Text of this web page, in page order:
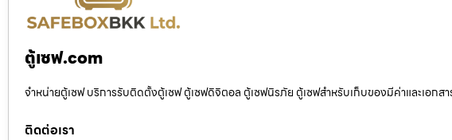
ตู้เซฟ.com
จำหน่ายตู้เซฟ บริการรับติดตั้งตู้เซฟ ตู้เซฟดิจิตอล ตู้เซฟนิรภัย ตู้เซฟสำหรับเก็บของมีค่าและเอก
ติดต่อเรา